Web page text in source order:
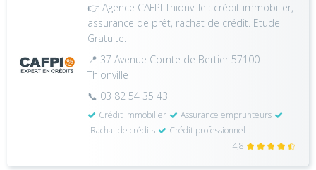
👉 Agence CAFPI Thionville : crédit immobilier,
assurance de prêt, rachat de crédit. Etude
Gratuite.
📍 37 Avenue Comte de Bertier 57100
Thionville
📞 03 82 54 35 43
Crédit immobilier
Assurance emprunteurs
Rachat de crédits
Crédit professionnel
4,8